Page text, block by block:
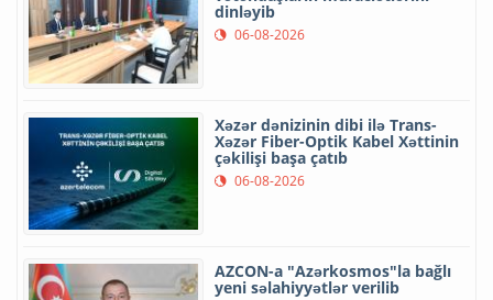
dinləyib
06-08-2026
Xəzər dənizinin dibi ilə Trans-
Xəzər Fiber-Optik Kabel Xəttinin
çəkilişi başa çatıb
06-08-2026
AZCON-a "Azərkosmos"la bağlı
yeni səlahiyyətlər verilib